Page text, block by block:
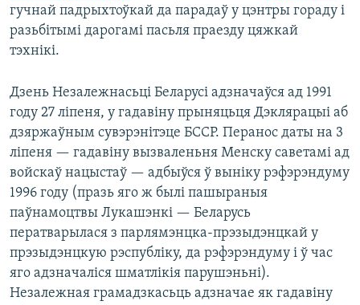
гучнай падрыхтоўкай да парадаў у цэнтры гораду і
разьбітымі дарогамі пасьля праезду цяжкай
тэхнікі.
Дзень Незалежнасьці Беларусі адзначаўся ад 1991
году 27 ліпеня, у гадавіну прыняцьця Дэклярацыі аб
дзяржаўным сувэрэнітэце БССР. Перанос даты на 3
ліпеня — гадавіну вызваленьня Менску саветамі ад
войскаў нацыстаў — адбыўся ў выніку рэфэрэндуму
1996 году (празь яго ж былі пашыраныя
паўнамоцтвы Лукашэнкі — Беларусь
ператварылася з парлямэнцка-прэзыдэнцкай у
прэзыдэнцкую рэспубліку, да рэфэрэндуму і ў час
яго адзначаліся шматлікія парушэньні).
Незалежная грамадзкасьць адзначае як гадавіну